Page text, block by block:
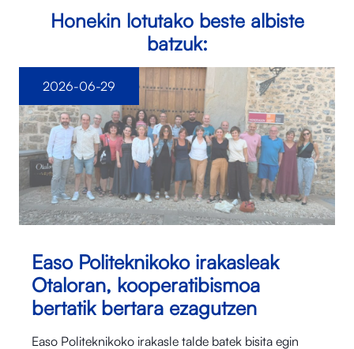
Honekin lotutako beste albiste
batzuk:
Easo Politeknikoko irakasleak
Otaloran, kooperatibismoa
bertatik bertara ezagutzen
Easo Politeknikoko irakasle talde batek bisita egin
2026-06-29